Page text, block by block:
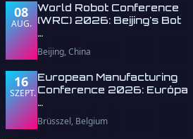
08
AUG.
World Robot Conference
(WRC) 2026: Beijing's Bot
…
Beijing, China
16
SZEPT.
European Manufacturing
Conference 2026: Európa
…
Brüsszel, Belgium